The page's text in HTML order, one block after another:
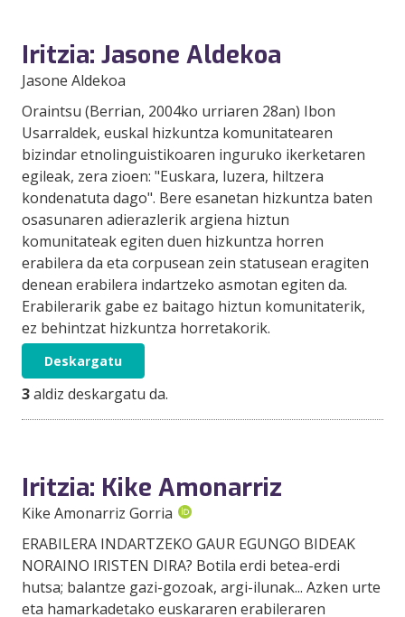
Iritzia: Jasone Aldekoa
Jasone Aldekoa
Oraintsu (Berrian, 2004ko urriaren 28an) Ibon
Usarraldek, euskal hizkuntza komunitatearen
bizindar etnolinguistikoaren inguruko ikerketaren
egileak, zera zioen: "Euskara, luzera, hiltzera
kondenatuta dago". Bere esanetan hizkuntza baten
osasunaren adierazlerik argiena hiztun
komunitateak egiten duen hizkuntza horren
erabilera da eta corpusean zein statusean eragiten
denean erabilera indartzeko asmotan egiten da.
Erabilerarik gabe ez baitago hiztun komunitaterik,
ez behintzat hizkuntza horretakorik.
Deskargatu
3aldiz deskargatu da.
Iritzia: Kike Amonarriz
Kike Amonarriz Gorria
ERABILERA INDARTZEKO GAUR EGUNGO BIDEAK
NORAINO IRISTEN DIRA? Botila erdi betea-erdi
hutsa; balantze gazi-gozoak, argi-ilunak... Azken urte
eta hamarkadetako euskararen erabileraren